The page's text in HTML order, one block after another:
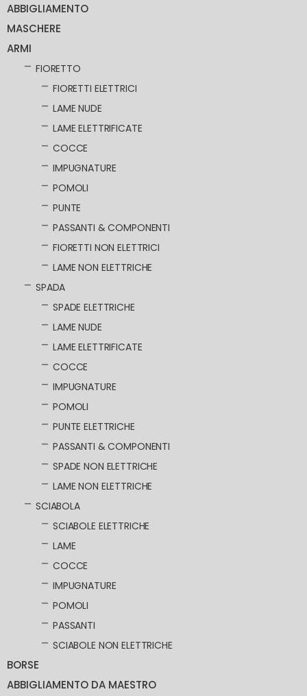
ABBIGLIAMENTO
MASCHERE
ARMI
FIORETTO
FIORETTI ELETTRICI
LAME NUDE
LAME ELETTRIFICATE
COCCE
IMPUGNATURE
POMOLI
PUNTE
PASSANTI & COMPONENTI
FIORETTI NON ELETTRICI
LAME NON ELETTRICHE
SPADA
SPADE ELETTRICHE
LAME NUDE
LAME ELETTRIFICATE
COCCE
IMPUGNATURE
POMOLI
PUNTE ELETTRICHE
PASSANTI & COMPONENTI
SPADE NON ELETTRICHE
LAME NON ELETTRICHE
SCIABOLA
SCIABOLE ELETTRICHE
LAME
COCCE
IMPUGNATURE
POMOLI
PASSANTI
SCIABOLE NON ELETTRICHE
BORSE
ABBIGLIAMENTO DA MAESTRO